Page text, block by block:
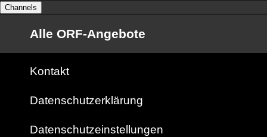
Channels
Alle ORF-Angebote
Kontakt
Datenschutzerklärung
Datenschutzeinstellungen